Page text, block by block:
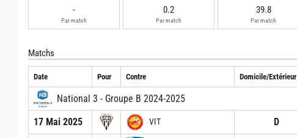
-
Par match
0.2
Par match
39.8
Par match
Matchs
Date Pour Contre Domicile/Extérieur
National 3 - Groupe B 2024-2025
17 Mai 2025
VIT D